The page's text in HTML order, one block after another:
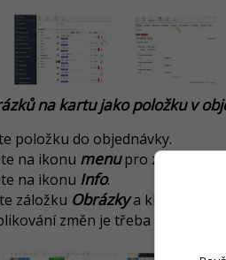
na kartu jako položku v
položku do objednávky.
na ikonu menupro zobrazení
na ikonu Info.
záložku Obrázkya klikněte na
změn je třeba kliknout na